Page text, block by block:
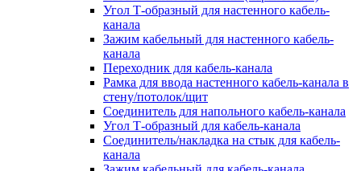
Угол Т-образный для настенного кабель-
канала
Зажим кабельный для настенного кабель-
канала
Переходник для кабель-канала
Рамка для ввода настенного кабель-канала в
стену/потолок/щит
Соединитель для напольного кабель-канала
Угол Т-образный для кабель-канала
Соединитель/накладка на стык для кабель-
канала